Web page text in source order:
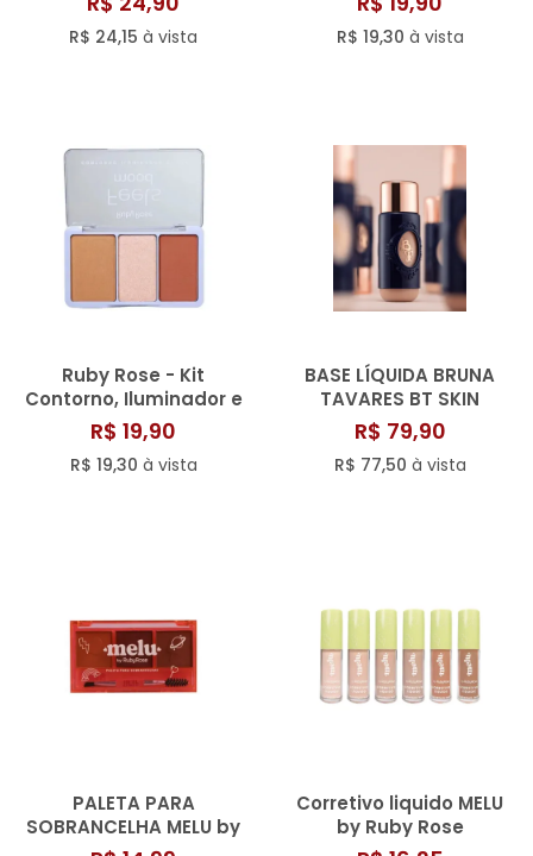
R$ 24,15 à vista R$ 19,30 à vista
Ruby Rose - Kit
Contorno, Iluminador e
Blush
R$ 19,90
R$ 19,30 à vista
BASE LÍQUIDA BRUNA
TAVARES BT SKIN
R$ 79,90
R$ 77,50 à vista
PALETA PARA
SOBRANCELHA MELU by
Ruby Rose
Corretivo liquido MELU
by Ruby Rose